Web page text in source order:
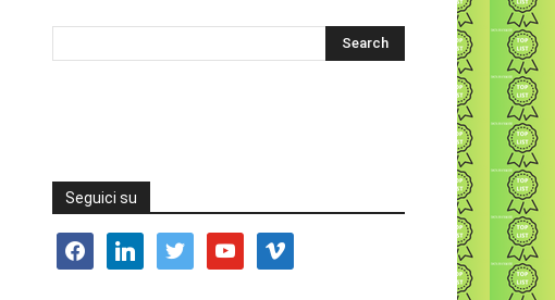
Seguici su
facebooklinkedin twitter youtube vimeo